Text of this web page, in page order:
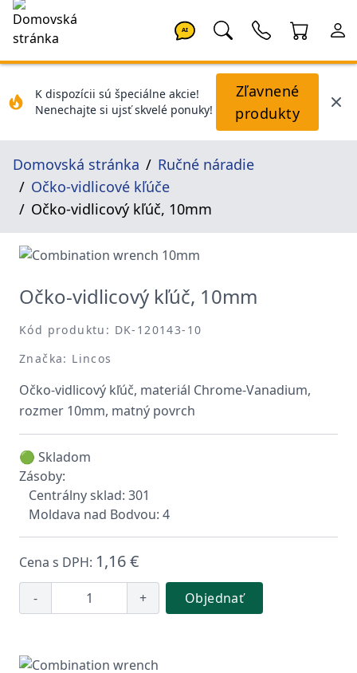
AI
K dispozícii sú špeciálne akcie!
Nenechajte si ujsť skvelé ponuky!
Zľavnené
produkty
Domovská stránka
Ručné náradie
Očko-vidlicové kľúče
Očko-vidlicový kľúč, 10mm
Očko-vidlicový kľúč, 10mm
Kód produktu: DK-120143-10
Značka: Lincos
Očko-vidlicový kľúč, materiál Chrome-Vanadium,
rozmer 10mm, matný povrch
🟢 Skladom
Zásoby:
Centrálny sklad: 301
Moldava nad Bodvou: 4
Cena s DPH: 1,16 €
- + Objednať